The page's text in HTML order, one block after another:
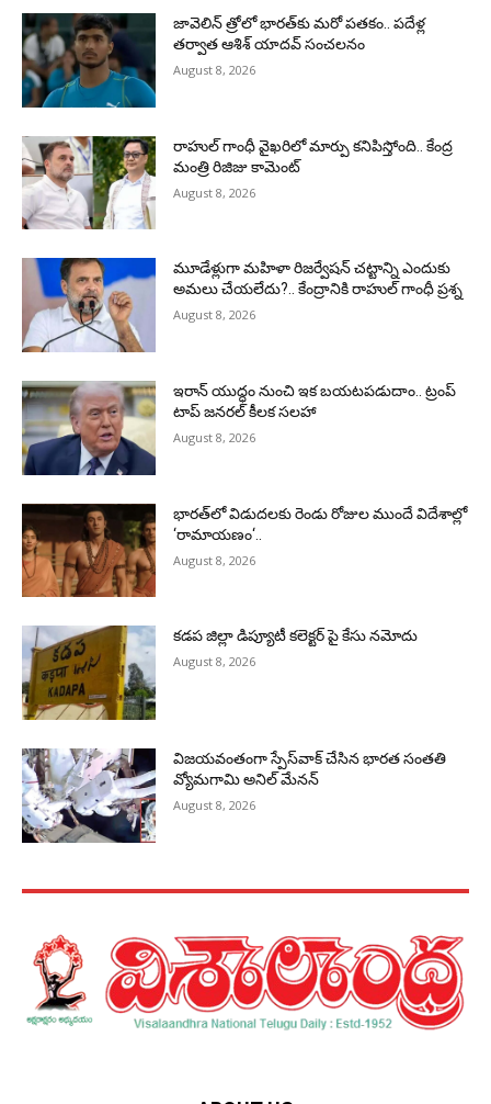
జావెలిన్‌ త్రోలో భారత్‌కు మరో పతకం.. పదేళ్ల
తర్వాత ఆశిశ్‌ యాదవ్‌ సంచలనం
August 8, 2026
రాహుల్‌ గాంధీ వైఖరిలో మార్పు కనిపిస్తోంది.. కేంద్ర
మంత్రి రిజిజు కామెంట్‌
August 8, 2026
మూడేళ్లుగా మహిళా రిజర్వేషన్ చట్టాన్ని ఎందుకు
అమలు చేయలేదు?.. కేంద్రానికి రాహుల్‌ గాంధీ ప్రశ్న
August 8, 2026
ఇరాన్‌ యుద్ధం నుంచి ఇక బయటపడుదాం.. ట్రంప్‌
టాప్‌ జనరల్‌ కీలక సలహా
August 8, 2026
భారత్‌లో విడుదలకు రెండు రోజుల ముందే విదేశాల్లో
‘రామాయణం‘..
August 8, 2026
కడప జిల్లా డిప్యూటీ కలెక్టర్ పై కేసు నమోదు
August 8, 2026
విజయవంతంగా స్పేస్‌వాక్‌ చేసిన భారత సంతతి
వ్యోమగామి అనిల్‌ మేనన్
August 8, 2026